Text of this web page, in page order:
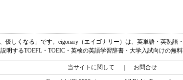
優しくなる」です。eigonary（エイゴナリー）は、英単語・英熟
説明するTOEFL・TOEIC・英検の英語学習辞書・大学入試向けの無料
当サイトに関して お問合せ